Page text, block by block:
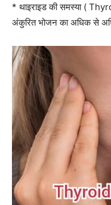
* थाइराइड की समस्या (
अंकुरित भोजन का अधिक से